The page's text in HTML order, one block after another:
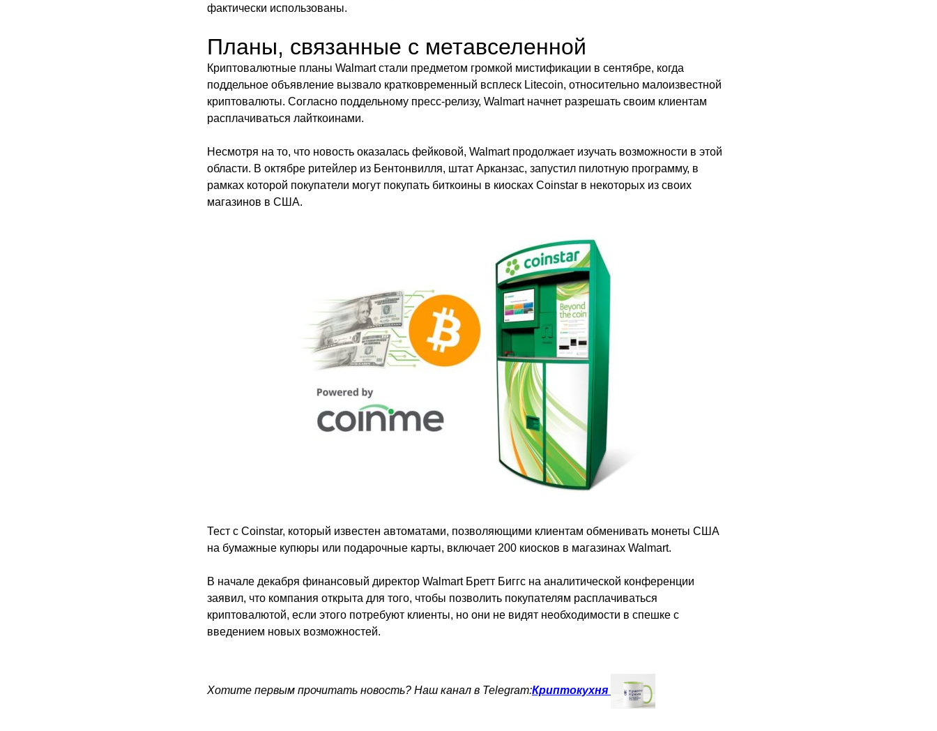
фактически использованы.
Планы, связанные с метавселенной
Криптовалютные планы Walmart стали предметом громкой мистификации в сентябре, когда
поддельное объявление вызвало кратковременный всплеск Litecoin, относительно малоизвестной
криптовалюты. Согласно поддельному пресс-релизу, Walmart начнет разрешать своим клиентам
расплачиваться лайткоинами.
Несмотря на то, что новость оказалась фейковой, Walmart продолжает изучать возможности в этой
области. В октябре ритейлер из Бентонвилля, штат Арканзас, запустил пилотную программу, в
рамках которой покупатели могут покупать биткоины в киосках Coinstar в некоторых из своих
магазинов в США.
Тест с Coinstar, который известен автоматами, позволяющими клиентам обменивать монеты США
на бумажные купюры или подарочные карты, включает 200 киосков в магазинах Walmart.
В начале декабря финансовый директор Walmart Бретт Биггс на аналитической конференции
заявил, что компания открыта для того, чтобы позволить покупателям расплачиваться
криптовалютой, если этого потребуют клиенты, но они не видят необходимости в спешке с
введением новых возможностей.
Хотите первым прочитать новость? Наш канал в Telegram:Криптокухня